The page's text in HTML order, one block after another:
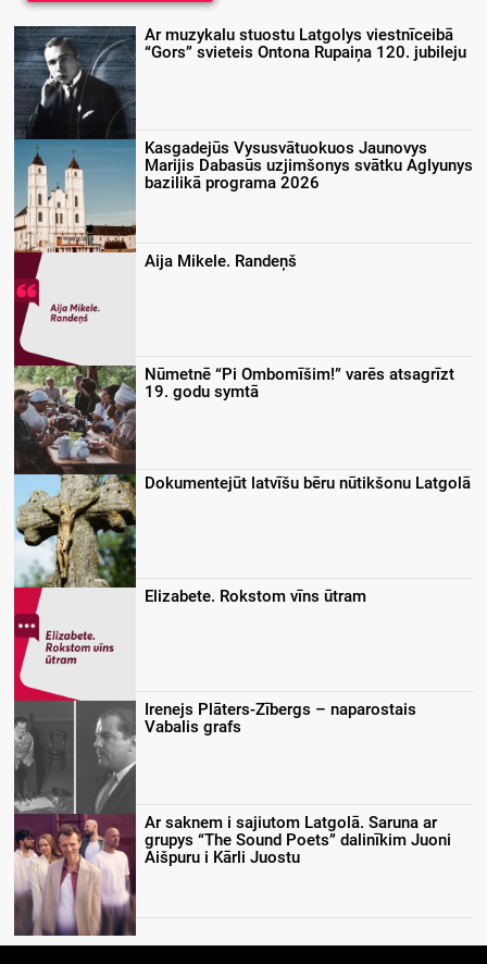
Ar muzykalu stuostu Latgolys viestnīceibā
“Gors” svieteis Ontona Rupaiņa 120. jubileju
Kasgadejūs Vysusvātuokuos Jaunovys
Marijis Dabasūs uzjimšonys svātku Aglyunys
bazilikā programa 2026
Aija Mikele. Randeņš
Nūmetnē “Pi Ombomīšim!” varēs atsagrīzt
19. godu symtā
Dokumentejūt latvīšu bēru nūtikšonu Latgolā
Elizabete. Rokstom vīns ūtram
Irenejs Plāters-Zībergs – naparostais
Vabalis grafs
Ar saknem i sajiutom Latgolā. Saruna ar
grupys “The Sound Poets” dalinīkim Juoni
Aišpuru i Kārli Juostu